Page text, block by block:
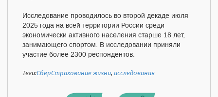
Исследование проводилось во второй декаде июля
2025 года на всей территории России среди
экономически активного населения старше 18 лет,
занимающего спортом. В исследовании приняли
участие более 2300 респондентов.
Теги:СберСтрахование жизни, исследования